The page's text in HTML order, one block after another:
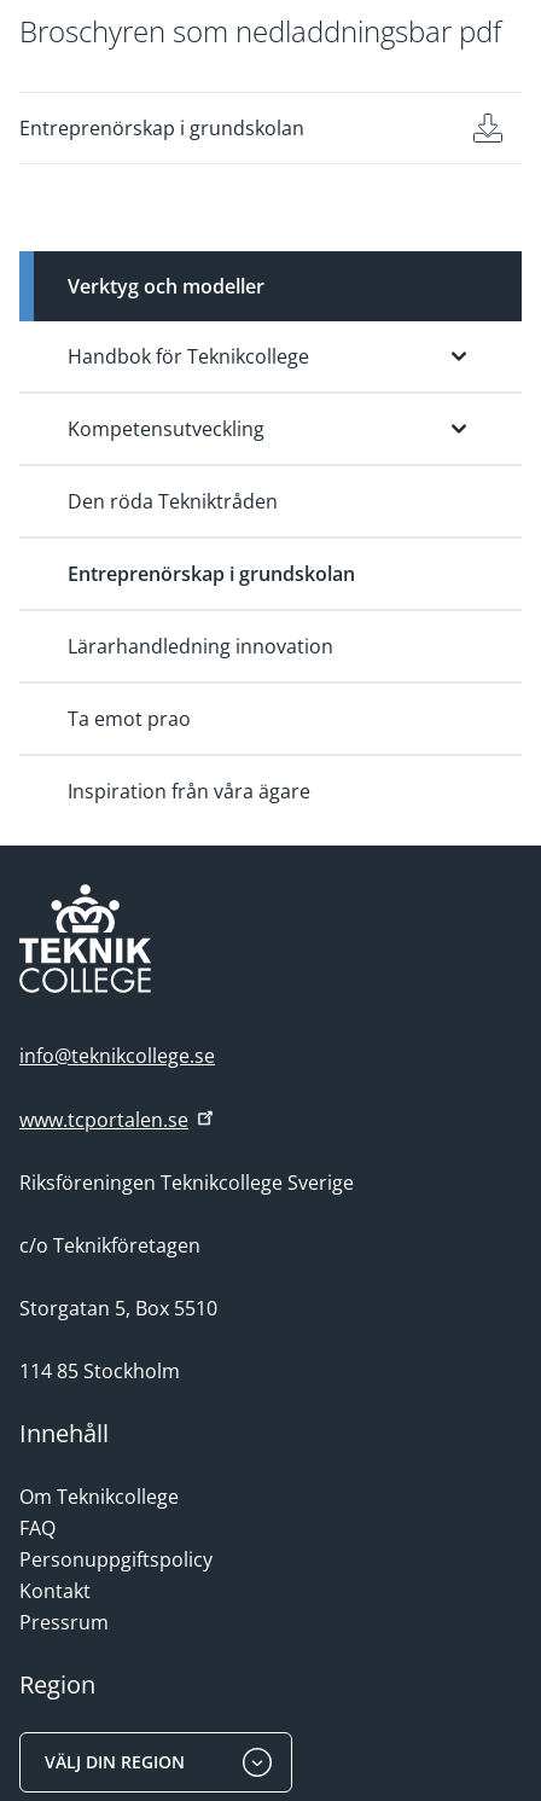
Broschyren som nedladdningsbar pdf
Entreprenörskap i grundskolan
Verktyg och modeller
Handbok för Teknikcollege
Kompetensutveckling
Den röda Tekniktråden
Entreprenörskap i grundskolan
Lärarhandledning innovation
Ta emot prao
Inspiration från våra ägare
info@teknikcollege.se
www.tcportalen.se
Riksföreningen Teknikcollege Sverige
c/o Teknikföretagen
Storgatan 5, Box 5510
114 85 Stockholm
Innehåll
Om Teknikcollege
FAQ
Personuppgiftspolicy
Kontakt
Pressrum
Region
VÄLJ DIN REGION